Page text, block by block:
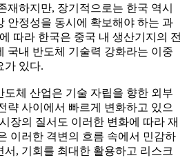
재하지만, 장기적으로는 한국 역시
안정성을 동시에 확보해야 하는 과
따라 한국은 중국 내 생산기지의 전
국내 반도체 기술력 강화라는 이중
가 있다.
도체 산업은 기술 자립을 향한 외부
략 사이에서 빠르게 변화하고 있으
장의 질서도 이러한 변화에 따라 재
이러한 격변의 흐름 속에서 민감하
서, 기회를 최대한 활용하고 리스크